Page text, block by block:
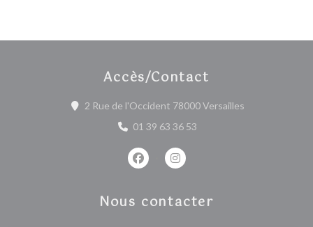
Accès/Contact
2 Rue de l'Occident 78000 Versailles
01 39 63 36 53
Facebook ((ouvre une nouvelle
Instagram ((ouvre une
Nous contacter